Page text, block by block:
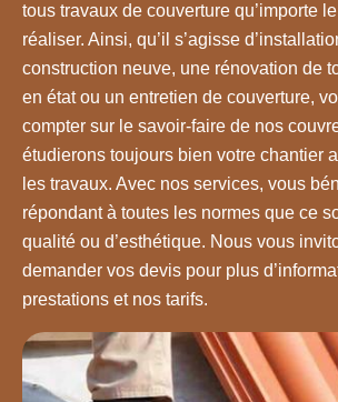
tous travaux de couverture qu’importe
réaliser. Ainsi, qu’il s’agisse
construction neuve, une rénovation de
en état ou un entretien de couverture,
compter sur le savoir-faire de nos
étudierons toujours bien votre chantier
les travaux. Avec nos services, vous
répondant à toutes les normes que ce
qualité ou d’esthétique. Nous vous
demander vos devis pour plus
prestations et nos tarifs.